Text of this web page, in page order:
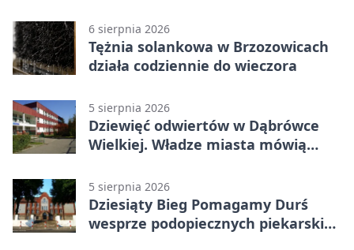
6 sierpnia 2026
Tężnia solankowa w Brzozowicach
działa codziennie do wieczora
5 sierpnia 2026
Dziewięć odwiertów w Dąbrówce
Wielkiej. Władze miasta mówią
5 sierpnia 2026
Dziesiąty Bieg Pomagamy Durś
wesprze podopiecznych piekarskich